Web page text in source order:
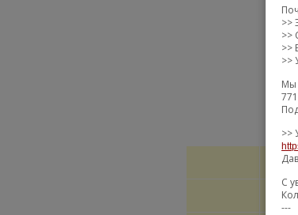
>>
>>
>>
>>
Мы
>>
С
---